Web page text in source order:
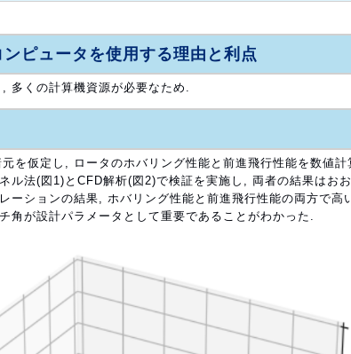
ピュータを使用する理由と利点
多くの計算機資源が必要なため.
を仮定し, ロータのホバリング性能と前進飛行性能を数値計
ル法(図1)とCFD解析(図2)で検証を実施し, 両者の結果はお
ーションの結果, ホバリング性能と前進飛行性能の両方で高
角が設計パラメータとして重要であることがわかった.